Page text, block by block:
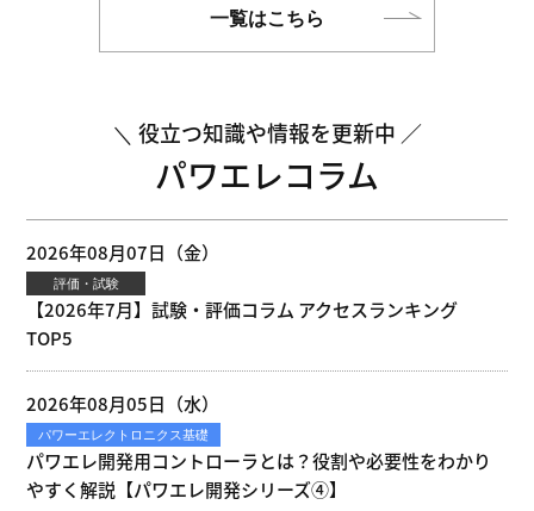
一覧はこちら
役立つ知識や情報を更新中
パワエレコラム
2026年08月07日（金）
評価・試験
【2026年7月】試験・評価コラム アクセスランキング
TOP5
2026年08月05日（水）
パワーエレクトロニクス基礎
パワエレ開発用コントローラとは？役割や必要性をわかり
やすく解説【パワエレ開発シリーズ④】